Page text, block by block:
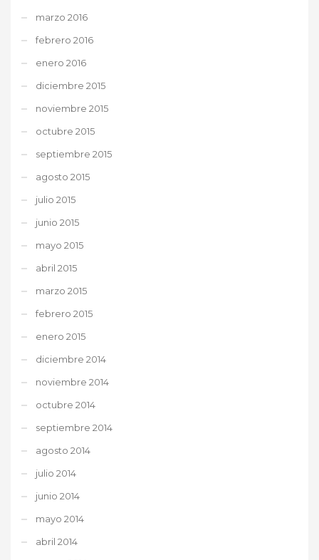
marzo 2016
febrero 2016
enero 2016
diciembre 2015
noviembre 2015
octubre 2015
septiembre 2015
agosto 2015
julio 2015
junio 2015
mayo 2015
abril 2015
marzo 2015
febrero 2015
enero 2015
diciembre 2014
noviembre 2014
octubre 2014
septiembre 2014
agosto 2014
julio 2014
junio 2014
mayo 2014
abril 2014